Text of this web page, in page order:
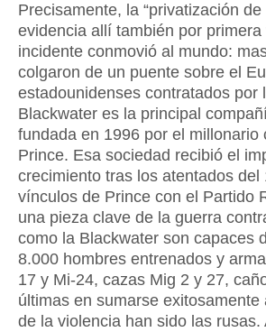
Precisamente, la “privatización
evidencia allí también por
incidente conmovió al mundo:
colgaron de un puente sobre el
estadounidenses contratados
Blackwater es la principal
fundada en 1996 por el
Prince. Esa sociedad recibió el
crecimiento tras los atentados
vínculos de Prince con el Partido
una pieza clave de la guerra
como la Blackwater son capaces
8.000 hombres entrenados y
17 y Mi-24, cazas Mig 2 y 27,
últimas en sumarse
de la violencia han sido las